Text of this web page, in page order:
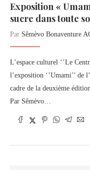
Exposition «
sucre dans toute
Par Sêmèvo Bonaventure
L’espace culturel ‘’Le
l’exposition ‘’Umami’’ de
cadre de la deuxième
Par Sêmèvo…